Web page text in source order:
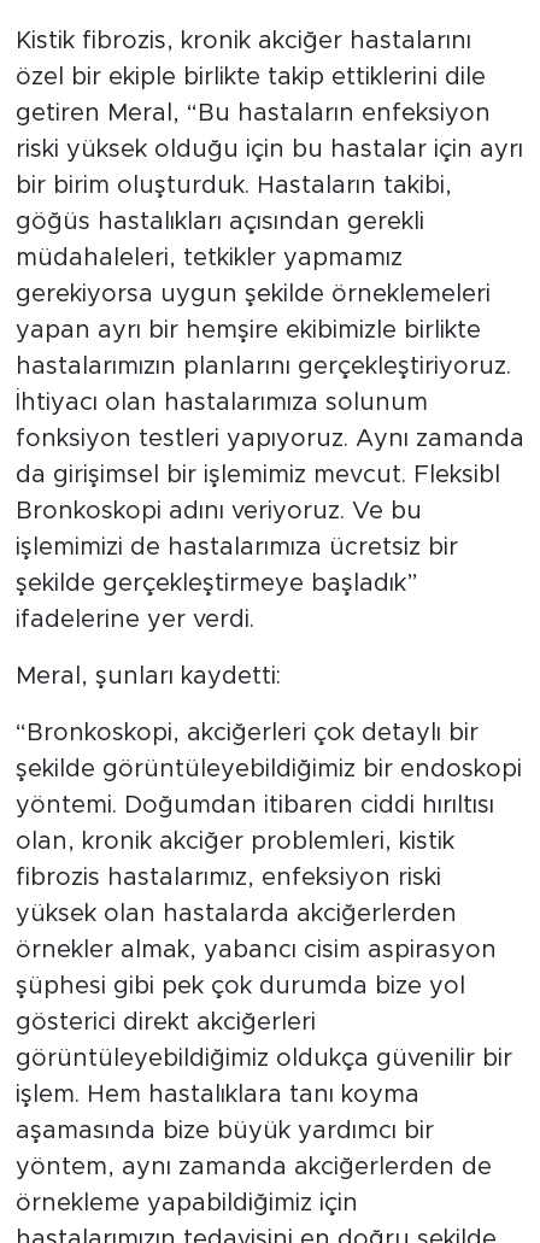
Kistik fibrozis, kronik akciğer hastalarını
özel bir ekiple birlikte takip ettiklerini dile
getiren Meral, “Bu hastaların enfeksiyon
riski yüksek olduğu için bu hastalar için ayrı
bir birim oluşturduk. Hastaların takibi,
göğüs hastalıkları açısından gerekli
müdahaleleri, tetkikler yapmamız
gerekiyorsa uygun şekilde örneklemeleri
yapan ayrı bir hemşire ekibimizle birlikte
hastalarımızın planlarını gerçekleştiriyoruz.
İhtiyacı olan hastalarımıza solunum
fonksiyon testleri yapıyoruz. Aynı zamanda
da girişimsel bir işlemimiz mevcut. Fleksibl
Bronkoskopi adını veriyoruz. Ve bu
işlemimizi de hastalarımıza ücretsiz bir
şekilde gerçekleştirmeye başladık”
ifadelerine yer verdi.
Meral, şunları kaydetti:
“Bronkoskopi, akciğerleri çok detaylı bir
şekilde görüntüleyebildiğimiz bir endoskopi
yöntemi. Doğumdan itibaren ciddi hırıltısı
olan, kronik akciğer problemleri, kistik
fibrozis hastalarımız, enfeksiyon riski
yüksek olan hastalarda akciğerlerden
örnekler almak, yabancı cisim aspirasyon
şüphesi gibi pek çok durumda bize yol
gösterici direkt akciğerleri
görüntüleyebildiğimiz oldukça güvenilir bir
işlem. Hem hastalıklara tanı koyma
aşamasında bize büyük yardımcı bir
yöntem, aynı zamanda akciğerlerden de
örnekleme yapabildiğimiz için